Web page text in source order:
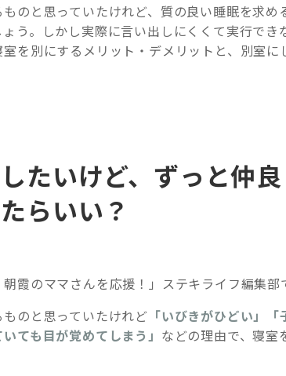
のと思っていたけれど、質の良い睡眠を求め
う。しかし実際に言い出しにくくて実行でき
を別にするメリット・デメリットと、別室
たいけど、ずっと仲
らいい？
朝霞のママさんを応援！」ステキライフ編集
のと思っていたけれど 「いびきがひどい」
ても目が覚めてしまう」 などの理由で、寝室